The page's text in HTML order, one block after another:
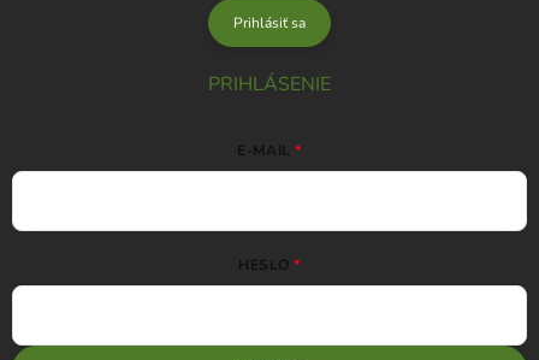
Prihlásiť sa
PRIHLÁSENIE
E-MAIL
HESLO